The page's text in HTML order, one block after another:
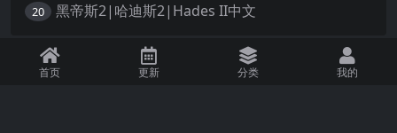
20 黑帝斯2|哈迪斯2|Hades II中文
免责声明：本站资源均源自网络，诺涉及您的版权，知识产权或其他利益，请附
首页 更新 分类 我的